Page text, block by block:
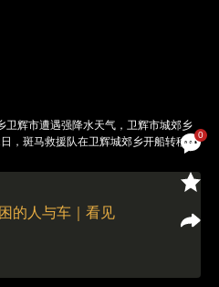
0
辉市遭遇强降水天气，卫辉市城郊乡
，斑马救援队在卫辉城郊乡开船转移受
的人与车｜看见